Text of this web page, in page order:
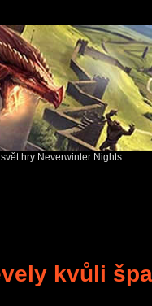
hry Neverwinter Nights
kvůli